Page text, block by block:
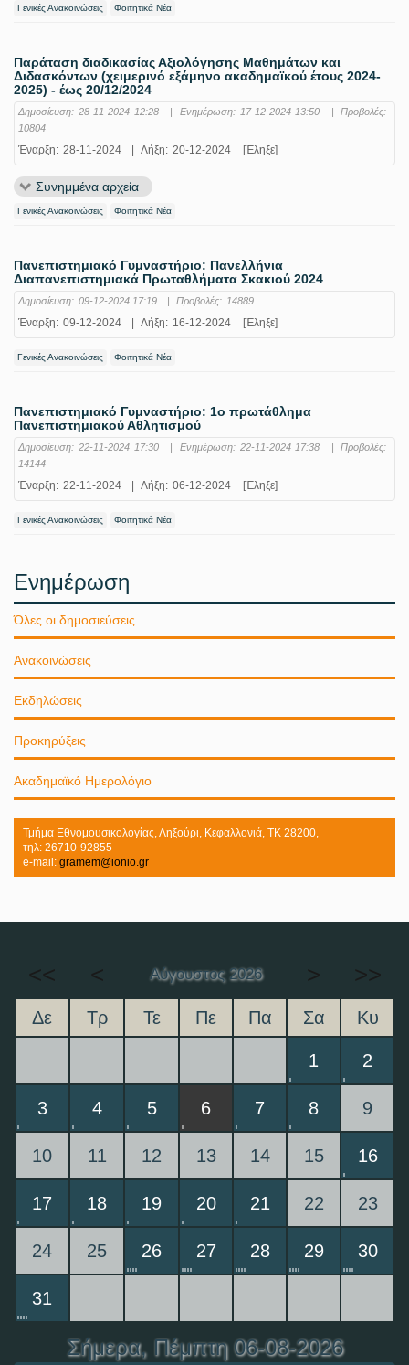
Γενικές Ανακοινώσεις Φοιτητικά Νέα
Παράταση διαδικασίας Αξιολόγησης Μαθημάτων και
Διδασκόντων (χειμερινό εξάμηνο ακαδημαϊκού έτους 2024-
2025) - έως 20/12/2024
Δημοσίευση: 28-11-2024 12:28 | Ενημέρωση: 17-12-2024 13:50 |
Προβολές:
10804
Έναρξη: 28-11-2024 Λήξη: 20-12-2024 [Έληξε]
Συνημμένα αρχεία
Γενικές Ανακοινώσεις Φοιτητικά Νέα
Πανεπιστημιακό Γυμναστήριο: Πανελλήνια
Διαπανεπιστημιακά Πρωταθλήματα Σκακιού 2024
Δημοσίευση: 09-12-2024 17:19 | Προβολές: 14889
Έναρξη: 09-12-2024 Λήξη: 16-12-2024 [Έληξε]
Γενικές Ανακοινώσεις Φοιτητικά Νέα
Πανεπιστημιακό Γυμναστήριο: 1ο πρωτάθλημα
Πανεπιστημιακού Αθλητισμού
Δημοσίευση: 22-11-2024 17:30 | Ενημέρωση: 22-11-2024 17:38 |
Προβολές:
14144
Έναρξη: 22-11-2024 Λήξη: 06-12-2024 [Έληξε]
Γενικές Ανακοινώσεις Φοιτητικά Νέα
Ενημέρωση
Όλες οι δημοσιεύσεις
Ανακοινώσεις
Εκδηλώσεις
Προκηρύξεις
Ακαδημαϊκό Ημερολόγιο
Τμήμα Εθνομουσικολογίας, Ληξούρι, Κεφαλλονιά, ΤΚ 28200,
τηλ: 26710-92855
e-mail: gramem@ionio.gr
<< < Αύγουστος 2026 > >>
Δε Τρ Τε Πε Πα Σα Κυ
1 2
3 4 5 6 7 8 9
10 11 12 13 14 15 16
17 18 19 20 21 22 23
24 25 26 27 28 29 30
31
Σήμερα, Πέμπτη 06-08-2026